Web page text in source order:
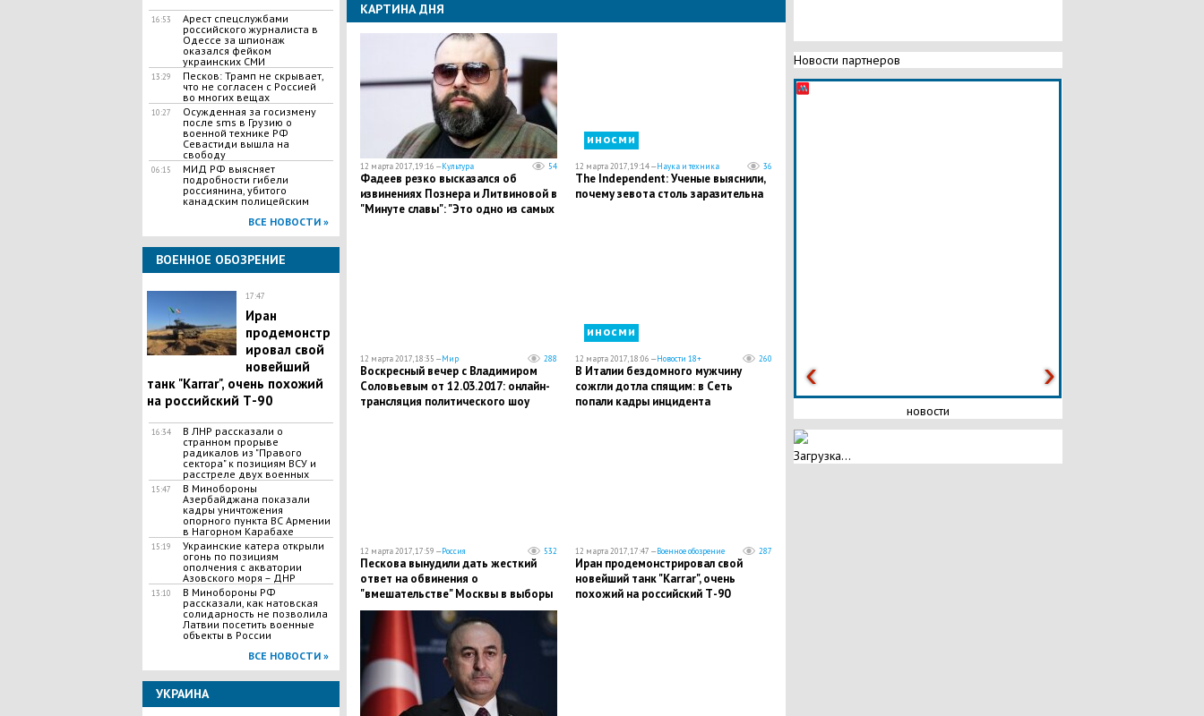
16:53
Арест спецслужбами
российского журналиста в
Одессе за шпионаж
оказался фейком
украинских СМИ
13:29
Песков: Трамп не скрывает,
что не согласен с Россией
во многих вещах
10:27
Осужденная за госизмену
после sms в Грузию о
военной технике РФ
Севастиди вышла на
свободу
06:15
МИД РФ выясняет
подробности гибели
россиянина, убитого
канадским полицейским
ВСЕ НОВОСТИ »
ВОЕННОЕ ОБОЗРЕНИЕ
17:47
Иран
продемонстр
ировал свой
новейший
танк "Karrar", очень похожий
на российский Т-90
16:34
В ЛНР рассказали о
странном прорыве
радикалов из "Правого
сектора" к позициям ВСУ и
расстреле двух военных
15:47
В Минобороны
Азербайджана показали
кадры уничтожения
опорного пункта ВС Армении
в Нагорном Карабахе
15:19
Украинские катера открыли
огонь по позициям
ополчения с акватории
Азовского моря – ДНР
13:10
В Минобороны РФ
рассказали, как натовская
солидарность не позволила
Латвии посетить военные
объекты в России
ВСЕ НОВОСТИ »
УКРАИНА
КАРТИНА ДНЯ
12 марта 2017, 19:16 —Культура 54
Фадеев резко высказался об
извинениях Познера и Литвиновой в
"Минуте славы": "Это одно из самых
иносми
12 марта 2017, 19:14 —Наука и техника 36
The Independent: Ученые выяснили,
почему зевота столь заразительна
12 марта 2017, 18:35 —Мир 288
Воскресный вечер с Владимиром
Соловьевым от 12.03.2017: онлайн-
трансляция политического шоу
иносми
12 марта 2017, 18:06 —Новости 18+ 260
В Италии бездомного мужчину
сожгли дотла спящим: в Сеть
попали кадры инцидента
12 марта 2017, 17:59 —Россия 532
Пескова вынудили дать жесткий
ответ на обвинения о
"вмешательстве" Москвы в выборы
за границей
12 марта 2017, 17:47 —Военное обозрение 287
Иран продемонстрировал свой
новейший танк "Karrar", очень
похожий на российский Т-90
Новости партнеров
новости
Загрузка...